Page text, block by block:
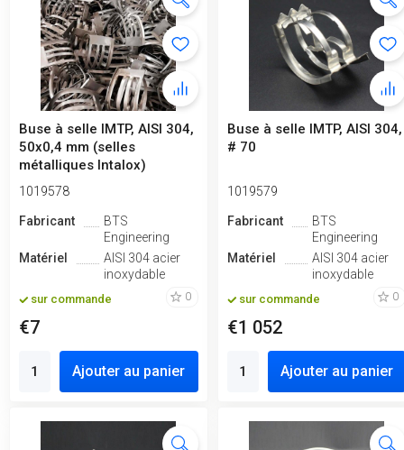
Buse à selle IMTP, AISI 304,
50x0,4 mm (selles
métalliques Intalox)
1019578
Fabricant
BTS
Engineering
Matériel
AISI 304 acier
inoxydable
sur commande 0
€7
Ajouter au panier
Buse à selle IMTP, AISI 304,
# 70
1019579
Fabricant
BTS
Engineering
Matériel
AISI 304 acier
inoxydable
sur commande 0
€1 052
Ajouter au panier